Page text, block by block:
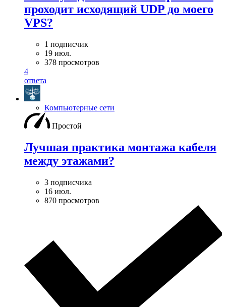
проходит исходящий UDP до моего
VPS?
1 подписчик
19 июл.
378 просмотров
4
ответа
Компьютерные сети
Простой
Лучшая практика монтажа кабеля
между этажами?
3 подписчика
16 июл.
870 просмотров